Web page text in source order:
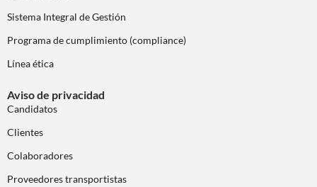
Sistema Integral de Gestión
Programa de cumplimiento (compliance)
Línea ética
Aviso de privacidad
Candidatos
Clientes
Colaboradores
Proveedores transportistas